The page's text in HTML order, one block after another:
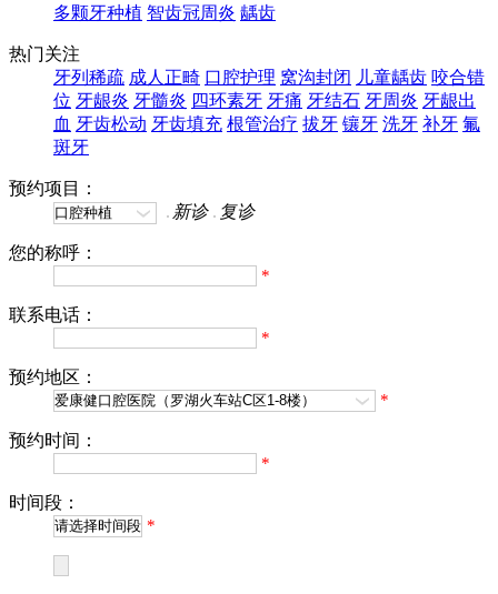
多颗牙种植 智齿冠周炎 龋齿
热门关注
牙列稀疏 成人正畸 口腔护理 窝沟封闭 儿童龋齿 咬合错
位 牙龈炎 牙髓炎 四环素牙 牙痛 牙结石 牙周炎 牙龈出
血 牙齿松动 牙齿填充 根管治疗 拔牙 镶牙 洗牙 补牙 氟
斑牙
预约项目：
新诊
复诊
您的称呼：
*
联系电话：
*
预约地区：
*
预约时间：
*
时间段：
*